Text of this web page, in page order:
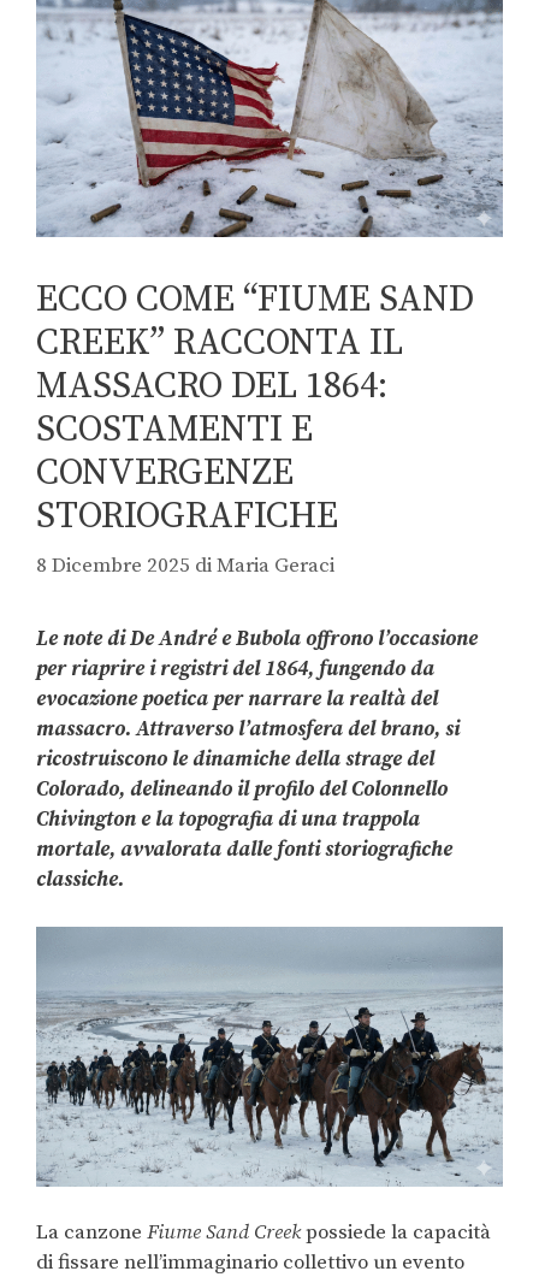
ECCO COME “FIUME SAND
CREEK” RACCONTA IL
MASSACRO DEL 1864:
SCOSTAMENTI E
CONVERGENZE
STORIOGRAFICHE
8 Dicembre 2025 diMaria Geraci
Le note di De André e Bubola offrono l’occasione
per riaprire i registri del 1864, fungendo da
evocazione poetica per narrare la realtà del
massacro. Attraverso l’atmosfera del brano, si
ricostruiscono le dinamiche della strage del
Colorado, delineando il profilo del Colonnello
Chivington e la topografia di una trappola
mortale, avvalorata dalle fonti storiografiche
classiche.
La canzone Fiume Sand Creekpossiede la capacità
di fissare nell’immaginario collettivo un evento